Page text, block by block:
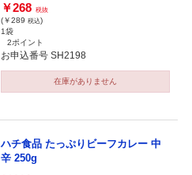
￥268 税抜
(￥289 税込)
1袋
2ポイント
お申込番号 SH2198
在庫がありません
ハチ食品 たっぷりビーフカレー 中
辛 250g